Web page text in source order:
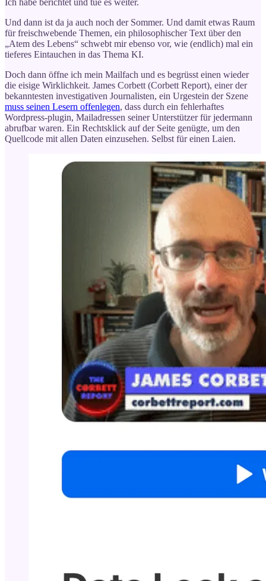
Und dann ist da ja auch noch der Sommer. Und damit etwas Raum
für freischwebende Themen, ein philosophischer Text über den
„Atem des Lebens“ schwebt mir ebenso vor, wie (endlich) mal ein
tieferes Eintauchen in das Thema KI.
Doch dann öffne ich mein Mailfach und es begrüsst einen wieder
die eisige Wirklichkeit. James Corbett (Corbett Report), einer der
bekanntesten investigativen Journalisten, ein Urgestein der Szene
muss seinen Lesern offenlegen, dass durch ein fehlerhaftes
Wordpress-plugin, Mailadressen seiner Unterstützer für jedermann
abrufbar waren. Ein Rechtsklick auf der Seite genügte, um den
Quellcode mit allen Daten einzusehen. Selbst für einen Laien.